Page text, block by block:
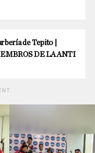
de Tepito |
DE LA ANTI